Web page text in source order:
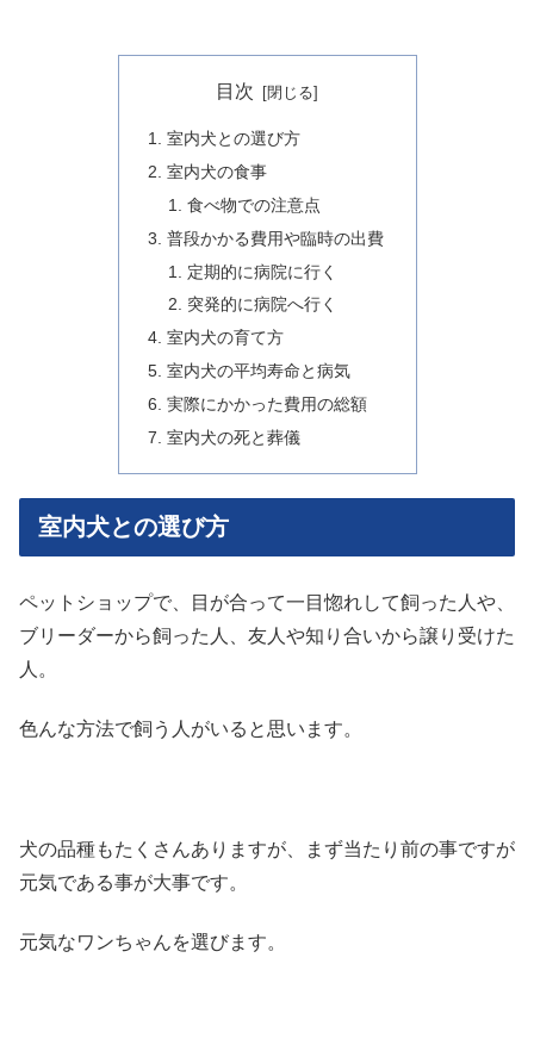
目次
室内犬との選び方
室内犬の食事
食べ物での注意点
普段かかる費用や臨時の出費
定期的に病院に行く
突発的に病院へ行く
室内犬の育て方
室内犬の平均寿命と病気
実際にかかった費用の総額
室内犬の死と葬儀
室内犬との選び方
ペットショップで、目が合って一目惚れして飼った人や、
ブリーダーから飼った人、友人や知り合いから譲り受けた
人。
色んな方法で飼う人がいると思います。
犬の品種もたくさんありますが、まず当たり前の事ですが
元気である事が大事です。
元気なワンちゃんを選びます。